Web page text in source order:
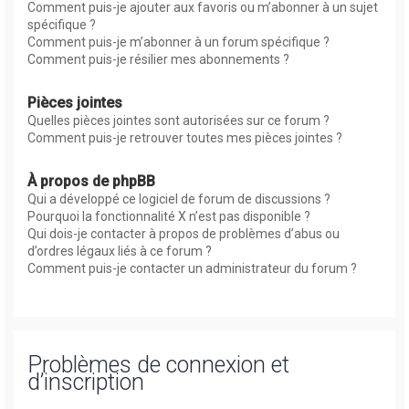
Comment puis-je ajouter aux favoris ou m’abonner à un sujet
spécifique ?
Comment puis-je m’abonner à un forum spécifique ?
Comment puis-je résilier mes abonnements ?
Pièces jointes
Quelles pièces jointes sont autorisées sur ce forum ?
Comment puis-je retrouver toutes mes pièces jointes ?
À propos de phpBB
Qui a développé ce logiciel de forum de discussions ?
Pourquoi la fonctionnalité X n’est pas disponible ?
Qui dois-je contacter à propos de problèmes d’abus ou
d’ordres légaux liés à ce forum ?
Comment puis-je contacter un administrateur du forum ?
Problèmes de connexion et
d’inscription